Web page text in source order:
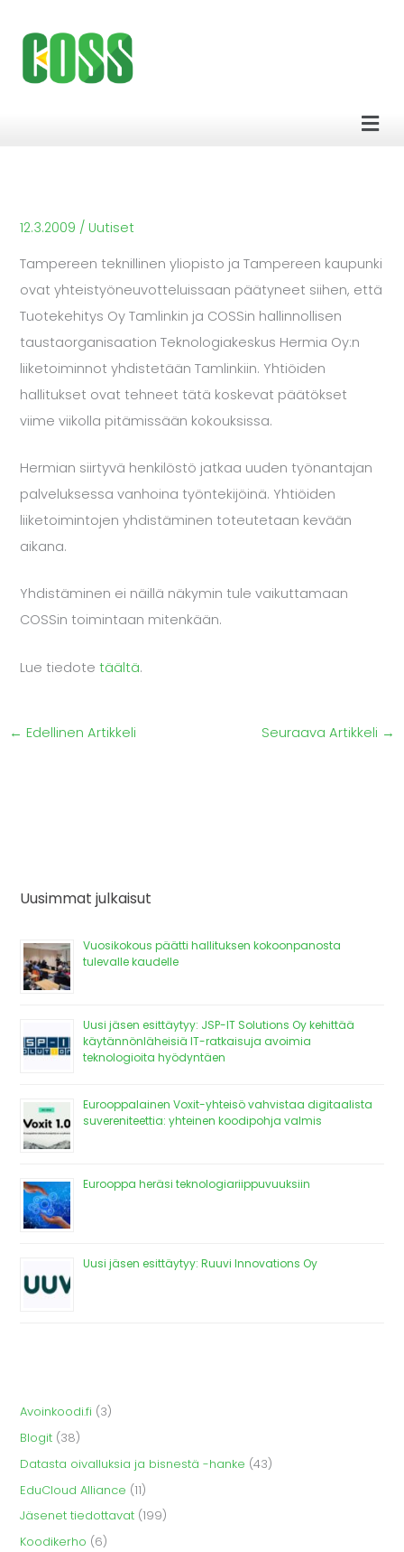
sisältöön
12.3.2009 / Uutiset
Tampereen teknillinen yliopisto ja Tampereen kaupunki
ovat yhteistyöneuvotteluissaan päätyneet siihen, että
Tuotekehitys Oy Tamlinkin ja COSSin hallinnollisen
taustaorganisaation Teknologiakeskus Hermia Oy:n
liiketoiminnot yhdistetään Tamlinkiin. Yhtiöiden
hallitukset ovat tehneet tätä koskevat päätökset
viime viikolla pitämissään kokouksissa.
Hermian siirtyvä henkilöstö jatkaa uuden työnantajan
palveluksessa vanhoina työntekijöinä. Yhtiöiden
liiketoimintojen yhdistäminen toteutetaan kevään
aikana.
Yhdistäminen ei näillä näkymin tule vaikuttamaan
COSSin toimintaan mitenkään.
Lue tiedotetäältä.
← Edellinen Artikkeli Seuraava Artikkeli →
Uusimmat julkaisut
Vuosikokous päätti hallituksen kokoonpanosta
tulevalle kaudelle
Uusi jäsen esittäytyy: JSP-IT Solutions Oy kehittää
käytännönläheisiä IT-ratkaisuja avoimia
teknologioita hyödyntäen
Eurooppalainen Voxit-yhteisö vahvistaa digitaalista
suvereniteettia: yhteinen koodipohja valmis
Eurooppa heräsi teknologiariippuvuuksiin
Uusi jäsen esittäytyy: Ruuvi Innovations Oy
Avoinkoodi.fi (3)
Blogit (38)
Datasta oivalluksia ja bisnestä -hanke (43)
EduCloud Alliance (11)
Jäsenet tiedottavat (199)
Koodikerho (6)